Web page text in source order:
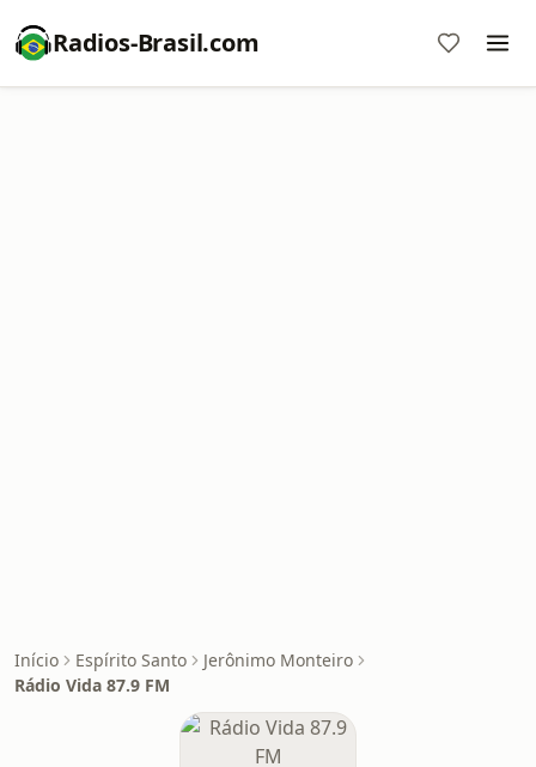
Radios-Brasil.com
Início Espírito Santo
Jerônimo Monteiro
Rádio Vida 87.9 FM